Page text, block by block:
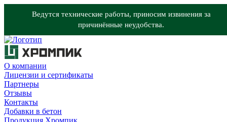
Ведутся технические работы, приносим извинения за
причинённые неудобства.
О компании
Лицензии и сертификаты
Партнеры
Отзывы
Контакты
Добавки в бетон
Продукция Хромпик